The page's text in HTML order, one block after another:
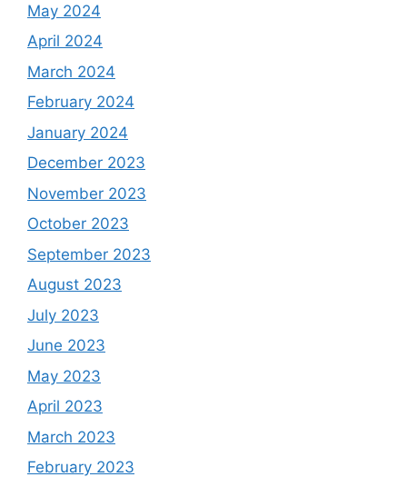
May 2024
April 2024
March 2024
February 2024
January 2024
December 2023
November 2023
October 2023
September 2023
August 2023
July 2023
June 2023
May 2023
April 2023
March 2023
February 2023